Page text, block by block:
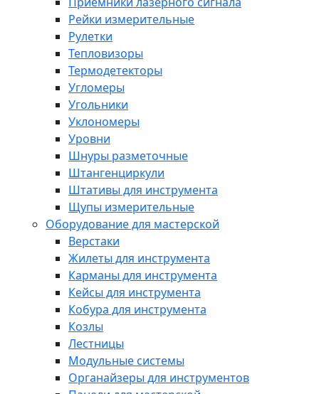
Рейки измерительные
Рулетки
Тепловизоры
Термодетекторы
Угломеры
Угольники
Уклономеры
Уровни
Шнуры разметочные
Штангенциркули
Штативы для инструмента
Щупы измерительные
Оборудование для мастерской
Верстаки
Жилеты для инструмента
Карманы для инструмента
Кейсы для инструмента
Кобура для инструмента
Козлы
Лестницы
Модульные системы
Органайзеры для инструментов